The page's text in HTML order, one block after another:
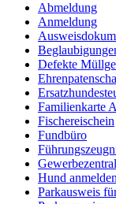
Abmeldung
Anmeldung
Defekte
Familienkarte
Fischereischein
Fundbüro
Hund anmelden
Parkausweis